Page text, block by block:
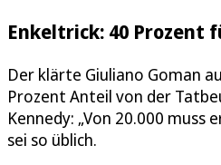
Enkeltrick: 40 Prozent
Der klärte Giuliano Goman
Prozent Anteil von der
Kennedy: „Von 20.000 muss
sei so üblich.